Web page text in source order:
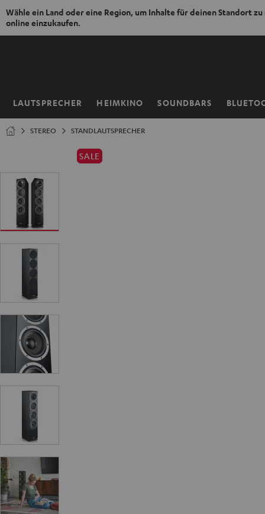
Wähle ein Land oder eine Region, um Inhalte für deinen Standort zu
online einzukaufen.
ZUM
LAUTSPRECHER HEIMKINO SOUNDBARS
Startseite
STEREO STANDLAUTSPRECHER
SALE